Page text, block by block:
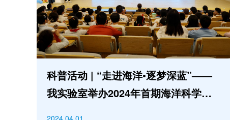
科普活动 | “走进海洋•逐梦深蓝”——
我实验室举办2024年首期海洋科学家
2024.04.01